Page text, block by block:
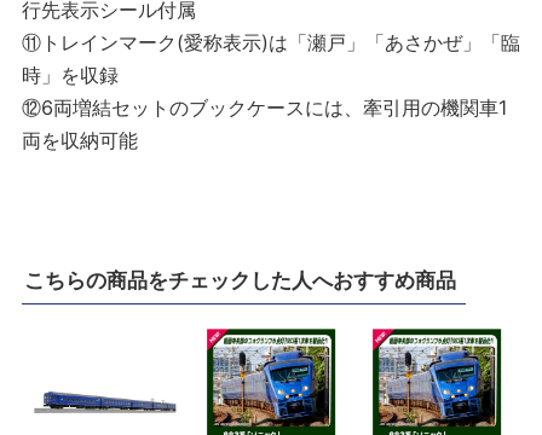
行先表示シール付属
⑪トレインマーク(愛称表示)は「瀬戸」「あさかぜ」「臨
時」を収録
⑫6両増結セットのブックケースには、牽引用の機関車1
両を収納可能
こちらの商品をチェックした人へおすすめ商品